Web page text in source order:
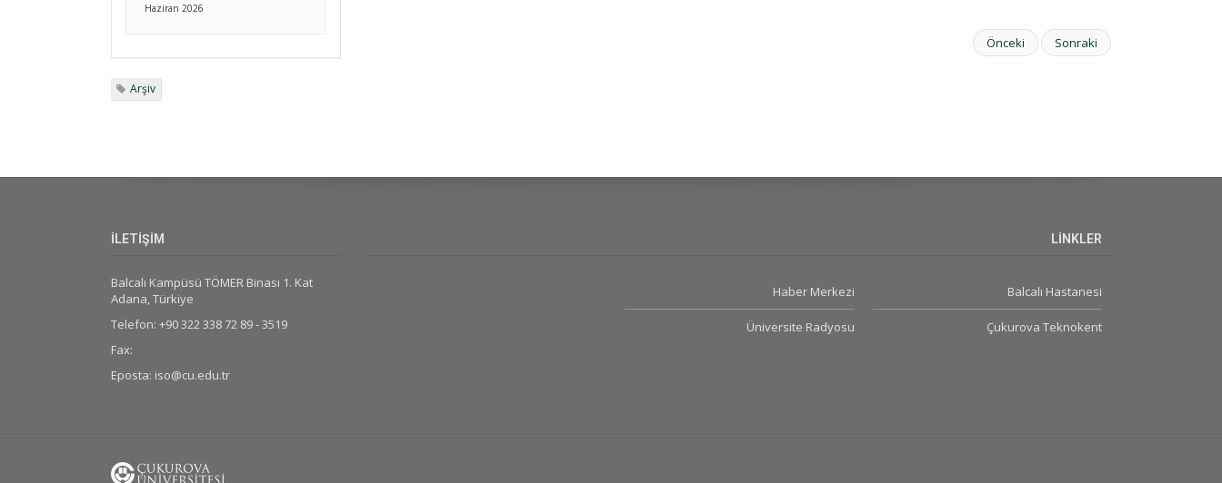
Haziran 2026
Arşiv
Önceki Sonraki
İLETİŞİM
Balcalı Kampüsü TÖMER Binası 1. Kat
Adana, Türkiye
Telefon: +90 322 338 72 89 - 3519
Fax:
Eposta: iso@cu.edu.tr
LİNKLER
Balcalı Hastanesi
Çukurova Teknokent
Haber Merkezi
Üniversite Radyosu